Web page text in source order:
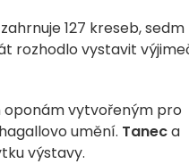
127 kreseb, sedm
rozhodlo vystavit
vytvořeným pro
umění. Taneca
výstavy.